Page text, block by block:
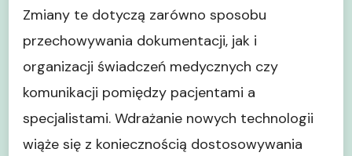
Zmiany te dotyczą zarówno sposobu
przechowywania dokumentacji, jak i
organizacji świadczeń medycznych czy
komunikacji pomiędzy pacjentami a
specjalistami. Wdrażanie nowych technologii
wiąże się z koniecznością dostosowywania